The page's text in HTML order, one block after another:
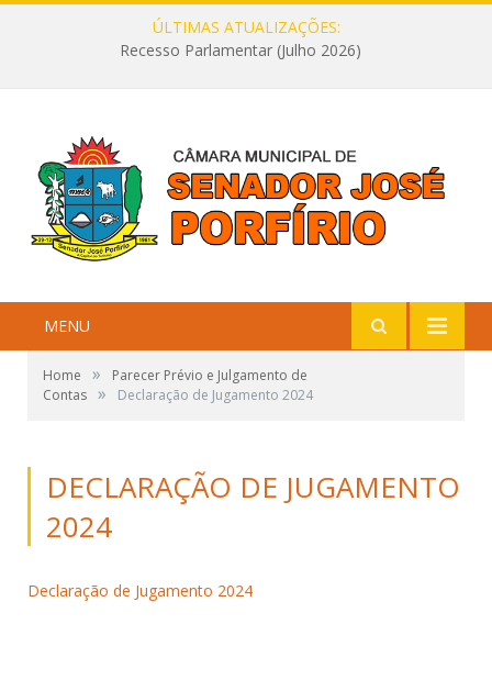
ÚLTIMAS ATUALIZAÇÕES:
Recesso Parlamentar (Julho 2026)
MENU
Home »
Parecer Prévio e Julgamento de
Contas » Declaração de Jugamento 2024
DECLARAÇÃO DE JUGAMENTO
2024
Declaração de Jugamento 2024